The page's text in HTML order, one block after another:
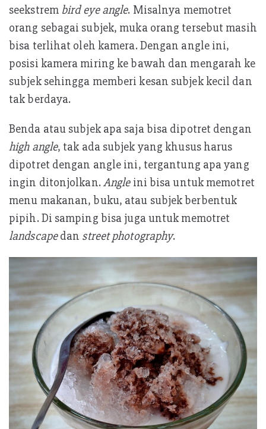
seekstrem bird eye angle. Misalnya memotret
orang sebagai subjek, muka orang tersebut masih
bisa terlihat oleh kamera. Dengan angle ini,
posisi kamera miring ke bawah dan mengarah ke
subjek sehingga memberi kesan subjek kecil dan
tak berdaya.
Benda atau subjek apa saja bisa dipotret dengan
high angle, tak ada subjek yang khusus harus
dipotret dengan angle ini, tergantung apa yang
ingin ditonjolkan. Angleini bisa untuk memotret
menu makanan, buku, atau subjek berbentuk
pipih. Di samping bisa juga untuk memotret
landscapedan street photography.